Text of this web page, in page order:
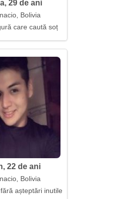
29 de ani
Bolivia
care caută soț
22 de ani
Bolivia
așteptări inutile